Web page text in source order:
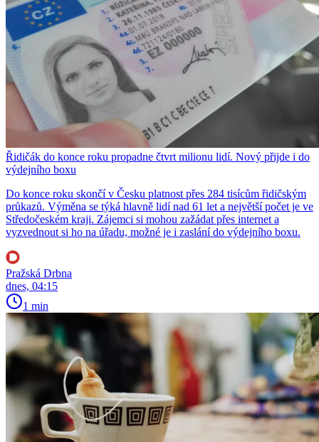
Řidičák do konce roku propadne čtvrt milionu lidí. Nový přijde i do
výdejního boxu
Do konce roku skončí v Česku platnost přes 284 tisícům řidičským
průkazů. Výměna se týká hlavně lidí nad 61 let a největší počet je ve
Středočeském kraji. Zájemci si mohou zažádat přes internet a
vyzvednout si ho na úřadu, možné je i zaslání do výdejního boxu.
Pražská Drbna
dnes, 04:15
1 min